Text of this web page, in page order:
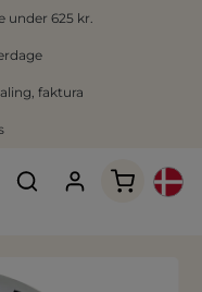
under 625 kr.
faktura